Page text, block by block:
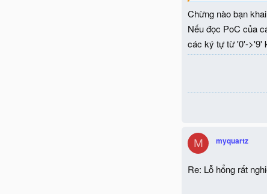
Chừng nào bạn
Nếu đọc PoC của
các ký tự từ '0'->'9'
M myquartz
Re: Lỗ hổng rất